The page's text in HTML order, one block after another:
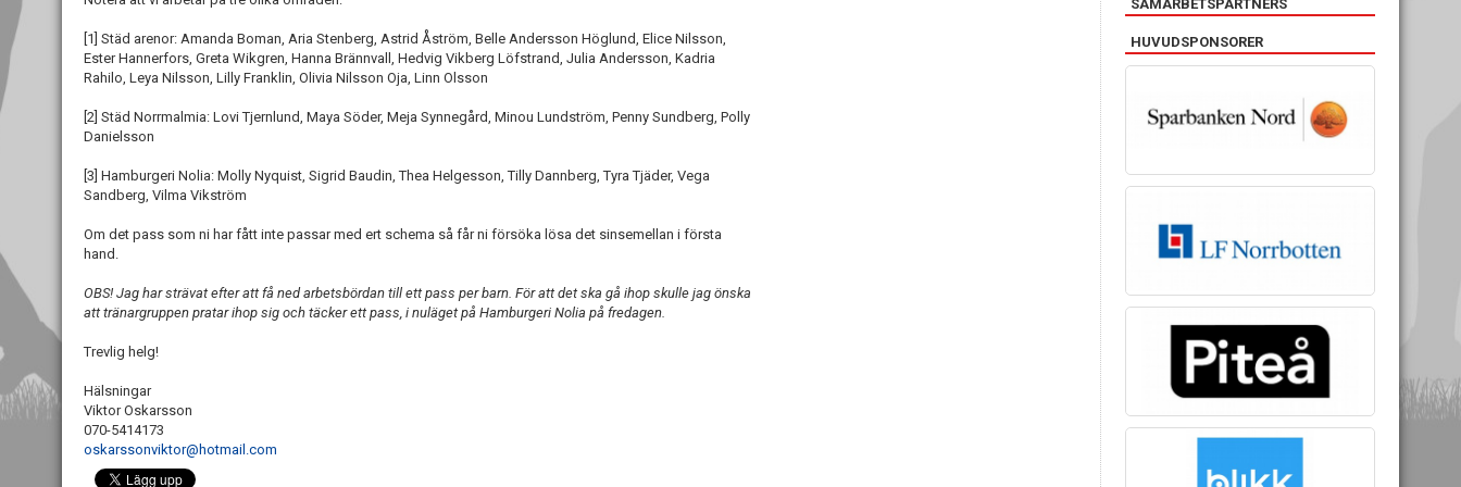
[1] Städ arenor: Amanda Boman, Aria Stenberg, Astrid Åström, Belle Andersson Höglund, Elice Nilsson,
Ester Hannerfors, Greta Wikgren, Hanna Brännvall, Hedvig Vikberg Löfstrand, Julia Andersson, Kadria
Rahilo, Leya Nilsson, Lilly Franklin, Olivia Nilsson Oja, Linn Olsson
[2] Städ Norrmalmia: Lovi Tjernlund, Maya Söder, Meja Synnegård, Minou Lundström, Penny Sundberg, Polly
Danielsson
[3] Hamburgeri Nolia: Molly Nyquist, Sigrid Baudin, Thea Helgesson, Tilly Dannberg, Tyra Tjäder, Vega
Sandberg, Vilma Vikström
Om det pass som ni har fått inte passar med ert schema så får ni försöka lösa det sinsemellan i första
hand.
OBS! Jag har strävat efter att få ned arbetsbördan till ett pass per barn. För att det ska gå ihop skulle jag önska
att tränargruppen pratar ihop sig och täcker ett pass, i nuläget på Hamburgeri Nolia på fredagen.
Trevlig helg!
Hälsningar
Viktor Oskarsson
070-5414173
oskarssonviktor@hotmail.com
SAMARBETSPARTNERS
HUVUDSPONSORER